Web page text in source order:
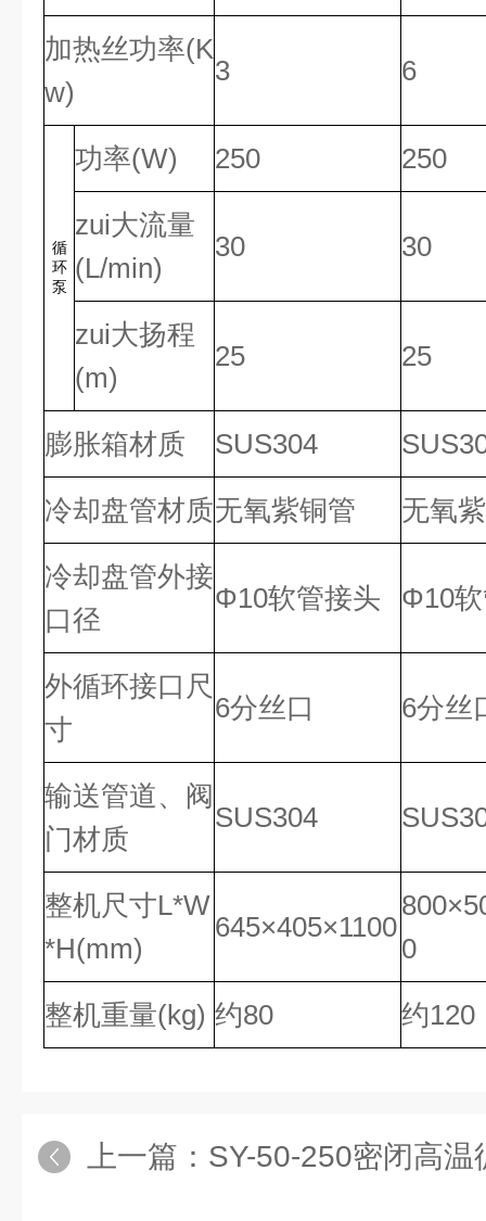
加热丝功率(K
w)
3 6
循
环
泵
功率(W) 250 250
zui大流量
(L/min)
30 30
zui大扬程
(m)
25 25
膨胀箱材质 SUS304
冷却盘管材质无氧紫铜管 无氧
冷却盘管外接
口径
Φ10软管接头 Φ10
外循环接口尺
寸
6分丝口 6分丝
输送管道、阀
门材质
SUS304
整机尺寸L*W
*H(mm)
645×405×1100
0
整机重量(kg) 约80 约120
上一篇： SY-50-250密闭高温